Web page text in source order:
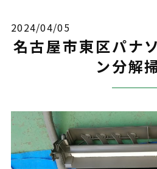
2024/04/05
名古屋市東区パナ
ン分解